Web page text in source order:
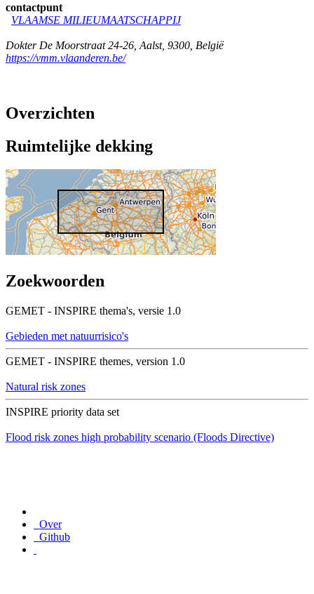
contactpunt
VLAAMSE MILIEUMAATSCHAPPIJ
Dokter De Moorstraat 24-26 Aalst, 9300 België
https://vmm.vlaanderen.be/
Overzichten
Ruimtelijke dekking
Zoekwoorden
GEMET - INSPIRE thema's, versie 1.0
Gebieden met natuurrisico's
GEMET - INSPIRE themes, version 1.0
Natural risk zones
INSPIRE priority data set
Flood risk zones high probability scenario (Floods Directive)
Over
Github